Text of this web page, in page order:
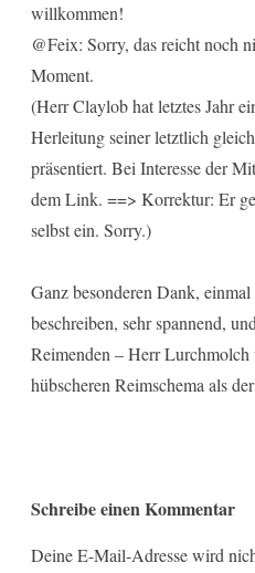
willkommen!
@Feix: Sorry, das reicht noch
Moment.
(Herr Claylob hat letztes Jahr
Herleitung seiner letztlich
präsentiert. Bei Interesse der
dem Link. ==> Korrektur: Er
selbst ein. Sorry.)
Ganz besonderen Dank,
beschreiben, sehr spannend,
Reimenden – Herr
hübscheren Reimschema als
Schreibe einen Kommentar
Deine E-Mail-Adresse wird